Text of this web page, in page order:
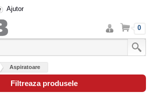
Ajutor
Intra
in
cont
Cos 0
Aspiratoare
Filtreaza produsele